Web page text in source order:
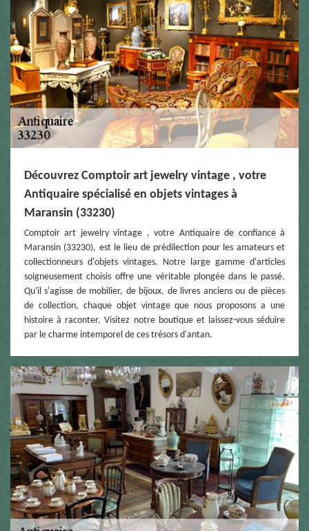
Découvrez Comptoir art jewelry vintage , votre
Antiquaire spécialisé en objets vintages à
Maransin (33230)
Comptoir art jewelry vintage , votre Antiquaire de confiance à
Maransin (33230), est le lieu de prédilection pour les amateurs et
collectionneurs d'objets vintages. Notre large gamme d'articles
soigneusement choisis offre une véritable plongée dans le passé.
Qu'il s'agisse de mobilier, de bijoux, de livres anciens ou de pièces
de collection, chaque objet vintage que nous proposons a une
histoire à raconter. Visitez notre boutique et laissez-vous séduire
par le charme intemporel de ces trésors d'antan.